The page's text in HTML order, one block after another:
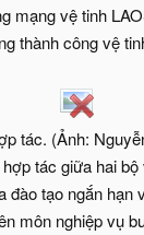
mạng vệ tinh
thành công vệ
tác. (Ảnh:
tác giữa hai
đào tạo ngắn hạn
môn nghiệp vụ